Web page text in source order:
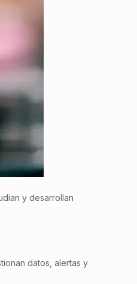
y desarrollan
datos, alertas y